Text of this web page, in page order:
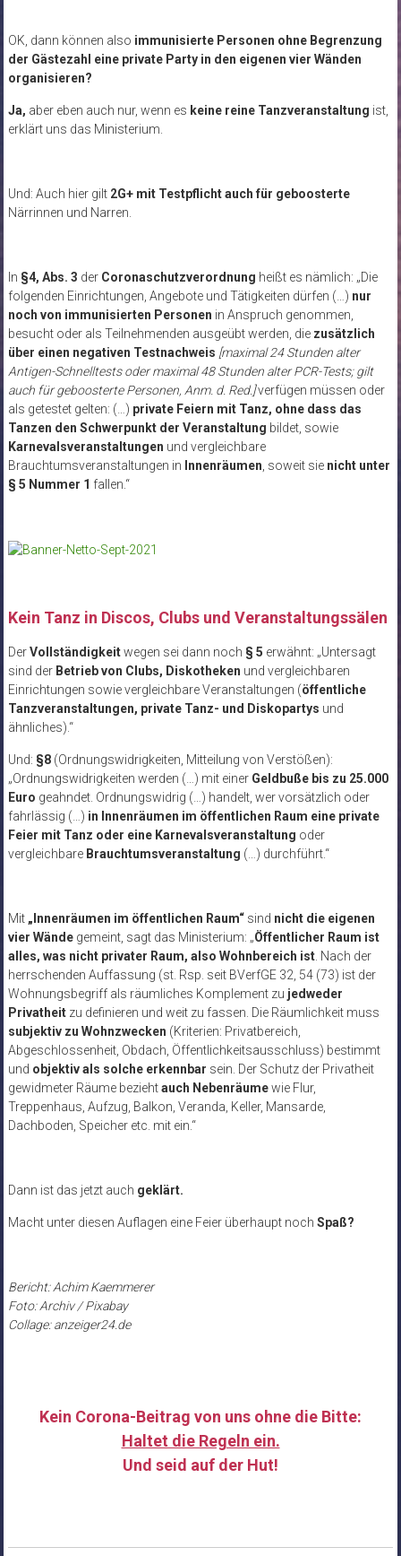
OK, dann können also immunisierte Personen ohne Begrenzung
der Gästezahl eine private Party in den eigenen vier Wänden
organisieren?
Ja, aber eben auch nur, wenn es keine reine Tanzveranstaltung ist,
erklärt uns das Ministerium.
Und: Auch hier gilt 2G+ mit Testpflicht auch für geboosterte
Närrinnen und Narren.
In §4, Abs. 3 der Coronaschutzverordnung heißt es nämlich: „Die
folgenden Einrichtungen, Angebote und Tätigkeiten dürfen (…) nur
noch von immunisierten Personen in Anspruch genommen,
besucht oder als Teilnehmenden ausgeübt werden, die zusätzlich
über einen negativen Testnachweis [maximal 24 Stunden alter
Antigen-Schnelltests oder maximal 48 Stunden alter PCR-Tests; gilt
auch für geboosterte Personen, Anm. d. Red.]verfügen müssen oder
als getestet gelten: (…) private Feiern mit Tanz, ohne dass das
Tanzen den Schwerpunkt der Veranstaltung bildet, sowie
Karnevalsveranstaltungen und vergleichbare
Brauchtumsveranstaltungen in Innenräumen , soweit sie nicht unter
§ 5 Nummer 1 fallen.“
Kein Tanz in Discos, Clubs und Veranstaltungssälen
DerVollständigkeitwegen sei dann noch § 5 erwähnt: „Untersagt
sind der Betrieb von Clubs, Diskotheken und vergleichbaren
Einrichtungen sowie vergleichbare Veranstaltungen (öffentliche
Tanzveranstaltungen, private Tanz- und Diskopartys und
ähnliches).“
Und: §8(Ordnungswidrigkeiten, Mitteilung von Verstößen):
„Ordnungswidrigkeiten werden (…) mit einer Geldbuße bis zu 25.000
Euro geahndet. Ordnungswidrig (…) handelt, wer vorsätzlich oder
fahrlässig (…) in Innenräumen im öffentlichen Raum eine private
Feier mit Tanz oder eine Karnevalsveranstaltung oder
vergleichbare Brauchtumsveranstaltung (…) durchführt.“
Mit „Innenräumen im öffentlichen Raum“sind nicht die eigenen
vier Wändegemeint, sagt das Ministerium: „Öffentlicher Raum ist
alles, was nicht privater Raum, also Wohnbereich ist. Nach der
herrschenden Auffassung (st. Rsp. seit BVerfGE 32, 54 (73) ist der
Wohnungsbegriff als räumliches Komplement zu jedweder
Privatheitzu definieren und weit zu fassen. Die Räumlichkeit muss
subjektiv zu Wohnzwecken (Kriterien: Privatbereich,
Abgeschlossenheit, Obdach, Öffentlichkeitsausschluss) bestimmt
und objektiv als solche erkennbar sein. Der Schutz der Privatheit
gewidmeter Räume beziehtauch Nebenräumewie Flur,
Treppenhaus, Aufzug, Balkon, Veranda, Keller, Mansarde,
Dachboden, Speicher etc. mit ein.“
Dann ist das jetzt auch geklärt.
Macht unter diesen Auflagen eine Feier überhaupt noch Spaß?
Bericht: Achim Kaemmerer
Foto: Archiv / Pixabay
Collage: anzeiger24.de
Kein Corona-Beitrag von uns ohne die Bitte:
Haltet die Regeln ein.
Und seid auf der Hut!